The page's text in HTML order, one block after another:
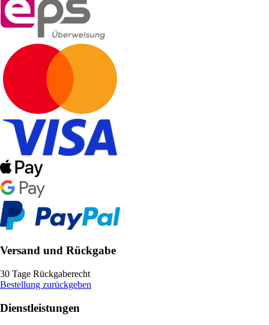
Versand und Rückgabe
30 Tage Rückgaberecht
Bestellung zurückgeben
Dienstleistungen